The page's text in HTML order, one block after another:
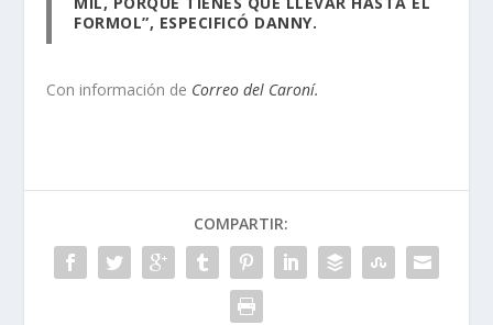
FORMOL”, ESPECIFICÓ DANNY.
Con información de Correo del Caroní.
COMPARTIR: